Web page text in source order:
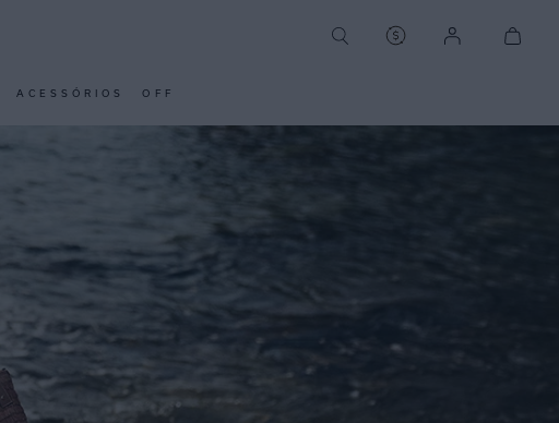
ACESSÓRIOS OFF